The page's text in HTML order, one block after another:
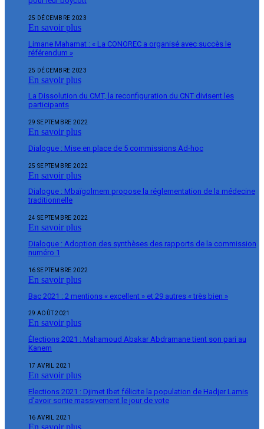
25 DÉCEMBRE 2023
En savoir plus
Limane Mahamat : « La CONOREC a organisé avec succès le
référendum »
25 DÉCEMBRE 2023
En savoir plus
La Dissolution du CMT, la reconfiguration du CNT divisent les
participants
29 SEPTEMBRE 2022
En savoir plus
Dialogue : Mise en place de 5 commissions Ad-hoc
25 SEPTEMBRE 2022
En savoir plus
Dialogue : Mbaïgolmem propose la réglementation de la médecine
traditionnelle
24 SEPTEMBRE 2022
En savoir plus
Dialogue : Adoption des synthèses des rapports de la commission
numéro 1
16 SEPTEMBRE 2022
En savoir plus
Bac 2021 : 2 mentions « excellent » et 29 autres « très bien »
29 AOÛT 2021
En savoir plus
Élections 2021 : Mahamoud Abakar Abdramane tient son pari au
Kanem
17 AVRIL 2021
En savoir plus
Elections 2021 : Djimet Ibet félicite la population de Hadjer Lamis
d’avoir sortie massivement le jour de vote
16 AVRIL 2021